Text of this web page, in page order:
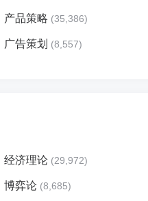
产品策略 (35,386)
广告策划 (8,557)
经济理论 (29,972)
博弈论 (8,685)